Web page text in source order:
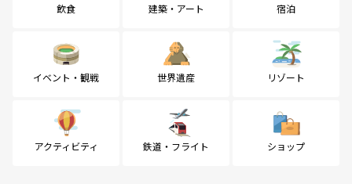
飲食 建築・アート 宿泊
イベント・観戦 世界遺産 リゾート
アクティビティ 鉄道・フライト ショップ